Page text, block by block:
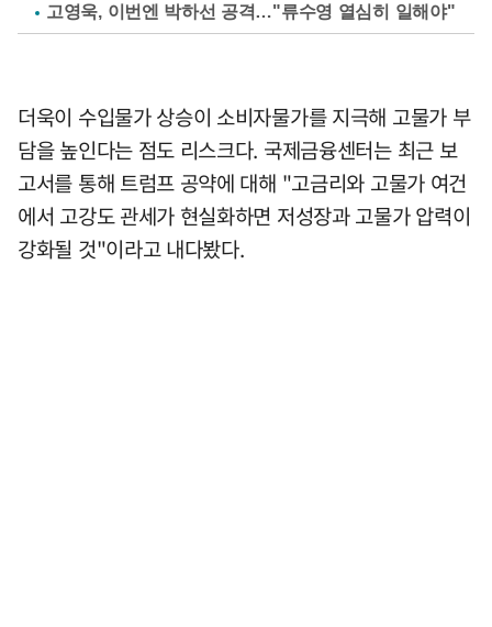
고영욱, 이번엔 박하선 공격…"류수영 열심히 일해야"
더욱이 수입물가 상승이 소비자물가를 지극해 고물가 부
담을 높인다는 점도 리스크다. 국제금융센터는 최근 보
고서를 통해 트럼프 공약에 대해 "고금리와 고물가 여건
에서 고강도 관세가 현실화하면 저성장과 고물가 압력이
강화될 것"이라고 내다봤다.